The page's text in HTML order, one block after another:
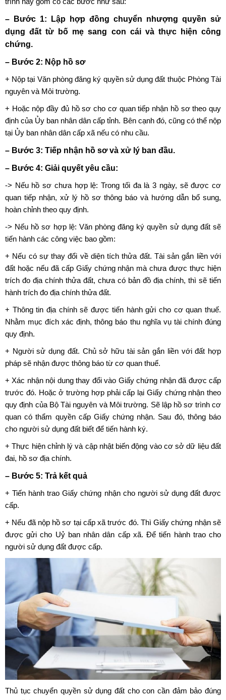
– Bước 1: Lập hợp đồng chuyển nhượng quyền sử
dụng đất từ bố mẹ sang con cái và thực hiện công
chứng.
– Bước 2: Nộp hồ sơ
+ Nộp tại Văn phòng đăng ký quyền sử dụng đất thuộc Phòng Tài
nguyên và Môi trường.
+ Hoặc nộp đầy đủ hồ sơ cho cơ quan tiếp nhận hồ sơ theo quy
định của Ủy ban nhân dân cấp tỉnh. Bên cạnh đó, cũng có thể nộp
tại Ủy ban nhân dân cấp xã nếu có nhu cầu.
– Bước 3: Tiếp nhận hồ sơ và xử lý ban đầu.
– Bước 4: Giải quyết yêu cầu:
-> Nếu hồ sơ chưa hợp lệ: Trong tối đa là 3 ngày, sẽ được cơ
quan tiếp nhận, xử lý hồ sơ thông báo và hướng dẫn bổ sung,
hoàn chỉnh theo quy định.
-> Nếu hồ sơ hợp lệ: Văn phòng đăng ký quyền sử dụng đất sẽ
tiến hành các công việc bao gồm:
+ Nếu có sự thay đổi về diện tích thửa đất. Tài sản gắn liền với
đất hoặc nếu đã cấp Giấy chứng nhận mà chưa được thực hiện
trích đo địa chính thửa đất, chưa có bản đồ địa chính, thì sẽ tiến
hành trích đo địa chính thửa đất.
+ Thông tin địa chính sẽ được tiến hành gửi cho cơ quan thuế.
Nhằm mục đích xác định, thông báo thu nghĩa vụ tài chính đúng
quy định.
+ Người sử dụng đất. Chủ sở hữu tài sản gắn liền với đất hợp
pháp sẽ nhận được thông báo từ cơ quan thuế.
+ Xác nhận nội dung thay đổi vào Giấy chứng nhận đã được cấp
trước đó. Hoặc ở trường hợp phải cấp lại Giấy chứng nhận theo
quy định của Bộ Tài nguyên và Môi trường. Sẽ lập hồ sơ trình cơ
quan có thẩm quyền cấp Giấy chứng nhận. Sau đó, thông báo
cho người sử dụng đất biết để tiến hành ký.
+ Thực hiện chỉnh lý và cập nhật biến động vào cơ sở dữ liệu đất
đai, hồ sơ địa chính.
– Bước 5: Trả kết quả
+ Tiến hành traoGiấy chứng nhận cho người sử dụng đất được
cấp.
+ Nếu đã nộp hồ sơ tại cấp xã trước đó. Thì Giấy chứng nhận sẽ
được gửi cho Uỷ ban nhân dân cấp xã. Để tiến hành trao cho
người sử dụng đất được cấp.
Thủ tục chuyển quyền sử dụng đất cho con cần đảm bảo đúng